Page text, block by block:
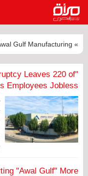
» Awal Gulf Manufacturing
Leaves 220 of
Employees Jobless
"Awal Gulf" More